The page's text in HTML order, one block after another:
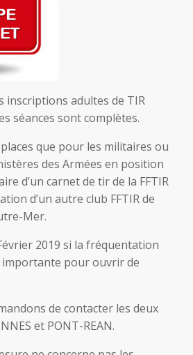
inscriptions adultes de TIR
séances sont complètes.
que pour les militaires ou
des Armées en position
d’un carnet de tir de la FFTIR
d’un autre club FFTIR de
Mer.
2019 si la fréquentation
pour ouvrir de
de contacter les deux
et PONT-REAN.